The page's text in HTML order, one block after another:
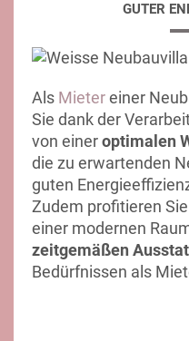
GUTER
Als Mietereiner
Sie dank der
von eineroptimalen
die zu erwartenden
guten
Zudem profitieren
einer modernen
zeitgemäßen
Bedürfnissen als